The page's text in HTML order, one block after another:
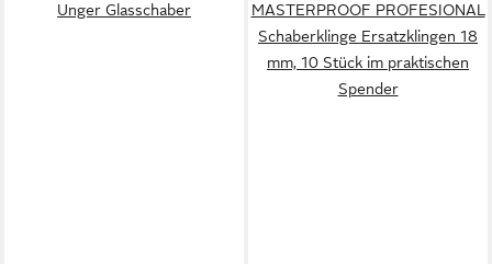
Unger Glasschaber
MASTERPROOF PROFESIONAL
Schaberklinge Ersatzklingen 18
mm, 10 Stück im praktischen
Spender